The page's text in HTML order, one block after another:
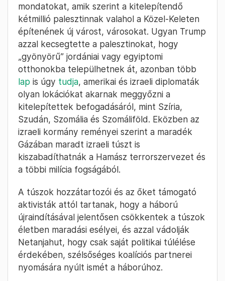
mondatokat, amik szerint a kitelepítendő
kétmillió palesztinnak valahol a Közel-Keleten
építenének új várost, városokat. Ugyan Trump
azzal kecsegtette a palesztinokat, hogy
„gyönyörű” jordániai vagy egyiptomi
otthonokba települhetnek át, azonban több
lap is úgy tudja, amerikai és izraeli diplomaták
olyan lokációkat akarnak meggyőzni a
kitelepítettek befogadásáról, mint Szíria,
Szudán, Szomália és Szomáliföld. Eközben az
izraeli kormány reményei szerint a maradék
Gázában maradt izraeli túszt is
kiszabadíthatnák a Hamász terrorszervezet és
a többi milícia fogságából.
A túszok hozzátartozói és az őket támogató
aktivisták attól tartanak, hogy a háború
újraindításával jelentősen csökkentek a túszok
életben maradási esélyei, és azzal vádolják
Netanjahut, hogy csak saját politikai túlélése
érdekében, szélsőséges koalíciós partnerei
nyomására nyúlt ismét a háborúhoz.